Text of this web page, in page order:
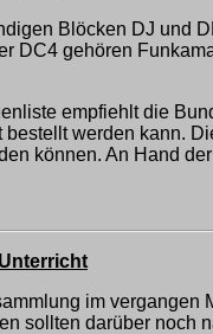
Blöcken DJ und
DC4 gehören
empfiehlt die
bestellt werden kann.
können. An Hand
im
sollten darüber noch